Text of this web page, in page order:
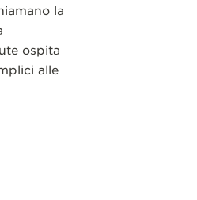
la
ospita
alle